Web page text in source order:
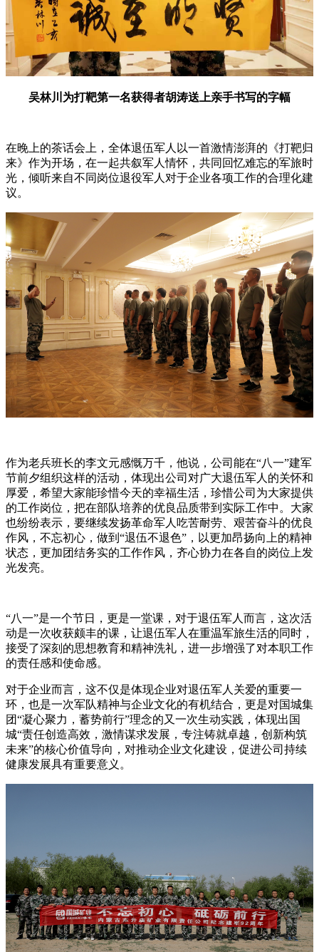
吴林川为打靶第一名获得者胡涛送上亲手书写的字幅
在晚上的茶话会上，全体退伍军人以一首激情澎湃的《打靶归
来》作为开场，在一起共叙军人情怀，共同回忆难忘的军旅时
光，倾听来自不同岗位退役军人对于企业各项工作的合理化建
议。
作为老兵班长的李文元感慨万千，他说，公司能在“八一”建军
节前夕组织这样的活动，体现出公司对广大退伍军人的关怀和
厚爱，希望大家能珍惜今天的幸福生活，珍惜公司为大家提供
的工作岗位，把在部队培养的优良品质带到实际工作中。大家
也纷纷表示，要继续发扬革命军人吃苦耐劳、艰苦奋斗的优良
作风，不忘初心，做到“退伍不退色”，以更加昂扬向上的精神
状态，更加团结务实的工作作风，齐心协力在各自的岗位上发
光发亮。
“八一”是一个节日，更是一堂课，对于退伍军人而言，这次活
动是一次收获颇丰的课，让退伍军人在重温军旅生活的同时，
接受了深刻的思想教育和精神洗礼，进一步增强了对本职工作
的责任感和使命感。
对于企业而言，这不仅是体现企业对退伍军人关爱的重要一
环，也是一次军队精神与企业文化的有机结合，更是对国城集
团“凝心聚力，蓄势前行”理念的又一次生动实践，体现出国
城“责任创造高效，激情谋求发展，专注铸就卓越，创新构筑
未来”的核心价值导向，对推动企业文化建设，促进公司持续
健康发展具有重要意义。